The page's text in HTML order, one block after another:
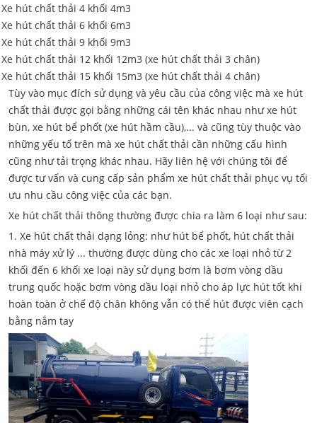
Xe hút chất thải 4 khối 4m3
Xe hút chất thải 6 khối 6m3
Xe hút chất thải 9 khối 9m3
Xe hút chất thải 12 khối 12m3 (xe hút chất thải 3 chân)
Xe hút chất thải 15 khối 15m3 (xe hút chất thải 4 chân)
Tùy vào mục đích sử dụng và yêu cầu của công việc mà xe hút
chất thải được gọi bằng những cái tên khác nhau như xe hút
bùn, xe hút bể phốt (xe hút hầm cầu),... và cũng tùy thuộc vào
những yếu tố trên mà xe hút chất thải cần những cấu hình
cũng như tải trọng khác nhau. Hãy liên hệ với chúng tôi để
được tư vấn và cung cấp sản phẩm xe hút chất thải phục vụ tối
ưu nhu cầu công việc của các bạn.
Xe hút chất thải thông thường được chia ra làm 6 loại như sau:
1. Xe hút chất thải dạng lỏng: như hút bể phốt, hút chất thải
nhà máy xử lý ... thường được dùng cho các xe loại nhỏ từ 2
khối đến 6 khối xe loại này sử dụng bơm là bơm vòng dầu
trung quốc hoặc bơm vòng dầu loại nhỏ cho áp lực hút tốt khi
hoàn toàn ở chế độ chân không vẫn có thể hút được viên cạch
bằng nắm tay